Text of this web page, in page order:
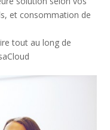
et consommation de
tout au long de